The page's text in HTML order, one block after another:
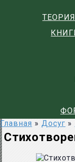
Главная » Досуг »